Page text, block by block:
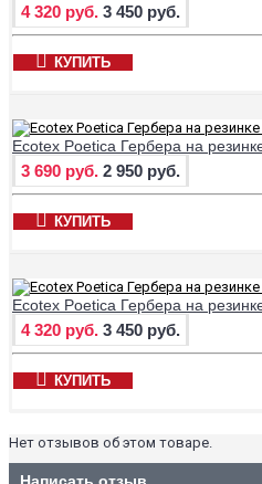
4 320 руб. 3 450 руб.
КУПИТЬ
Ecotex Poetica Гербера на
3 690 руб. 2 950 руб.
КУПИТЬ
Ecotex Poetica Гербера на
4 320 руб. 3 450 руб.
КУПИТЬ
Нет отзывов об этом товаре.